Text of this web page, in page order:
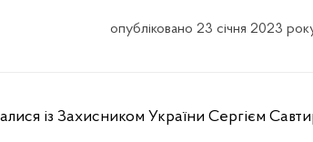
опубліковано 23 січня 2023
із Захисником України Сергієм